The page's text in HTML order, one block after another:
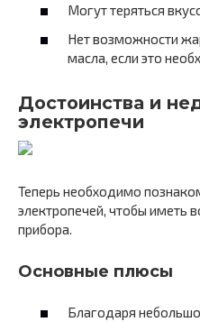
Могут теряться
Нет возможности
масла, если это
Достоинства и
электропечи
Теперь необходимо
электропечей, чтобы иметь
прибора.
Основные плюсы
Благодаря